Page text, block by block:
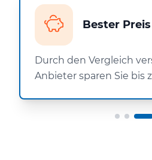
Bester Preis
Durch den Vergleich
Anbieter sparen Sie bis